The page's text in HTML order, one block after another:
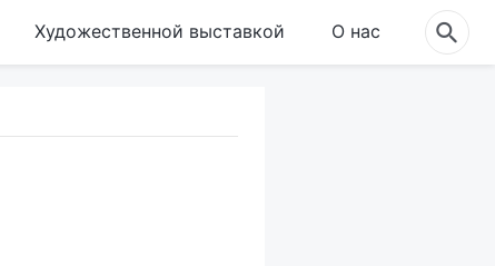
Художественной выставкой О нас